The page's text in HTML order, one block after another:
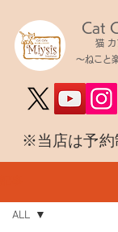
Cat
猫 カ
～ねこと
​※当店は予約
ALL